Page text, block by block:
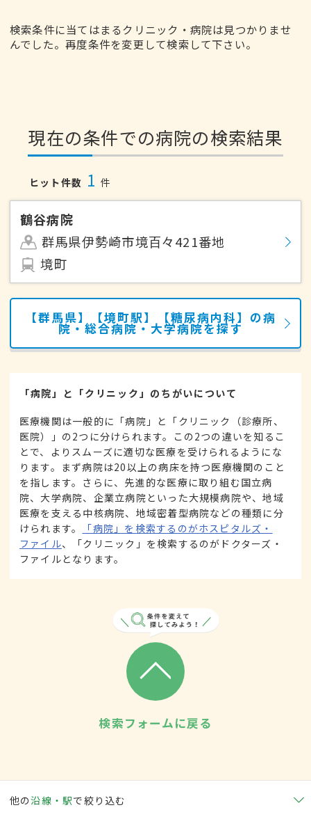
検索条件に当てはまるクリニック・病院は見つかりませ
んでした。再度条件を変更して検索して下さい。
現在の条件での病院の検索結果
ヒット件数 1 件
鶴谷病院
群馬県伊勢崎市境百々421番地
境町
【群馬県】【境町駅】【糖尿病内科】の病
院・総合病院・大学病院を探す
「病院」と「クリニック」のちがいについて
医療機関は一般的に「病院」と「クリニック（診療所、
医院）」の2つに分けられます。この2つの違いを知るこ
とで、よりスムーズに適切な医療を受けられるようにな
ります。まず病院は20以上の病床を持つ医療機関のこと
を指します。さらに、先進的な医療に取り組む国立病
院、大学病院、企業立病院といった大規模病院や、地域
医療を支える中核病院、地域密着型病院などの種類に分
けられます。
「病院」を検索するのがホスピタルズ・
ファイル、「クリニック」を検索するのがドクターズ・
ファイルとなります。
検索フォームに戻る
他の沿線・駅で絞り込む